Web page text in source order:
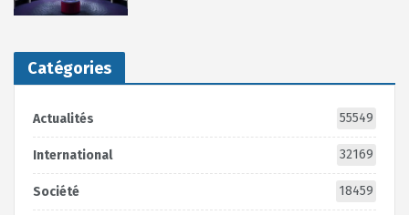
Catégories
Actualités 55549
International 32169
Société 18459